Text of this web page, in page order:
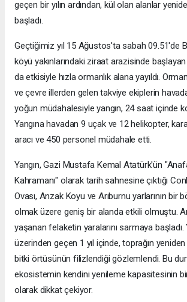
geçen bir yılın ardından, kül olan alanlar
başladı.
Geçtiğimiz yıl 15 Ağustos'ta sabah 09.51'de
köyü yakınlarındaki ziraat arazisinde başlayan
da etkisiyle hızla ormanlık alana yayıldı.
ve çevre illerden gelen takviye ekiplerin
yoğun müdahalesiyle yangın, 24 saat içinde
Yangına havadan 9 uçak ve 12 helikopter,
aracı ve 450 personel müdahale etti.
Yangın, Gazi Mustafa Kemal Atatürk'ün
Kahramanı" olarak tarih sahnesine çıktığı
Ovası, Anzak Koyu ve Arıburnu yarlarının bir
olmak üzere geniş bir alanda etkili olmuştu.
yaşanan felaketin yaralarını sarmaya başladı.
üzerinden geçen 1 yıl içinde, toprağın yeniden
bitki örtüsünün filizlendiği gözlemlendi. Bu
ekosistemin kendini yenileme kapasitesinin
olarak dikkat çekiyor.